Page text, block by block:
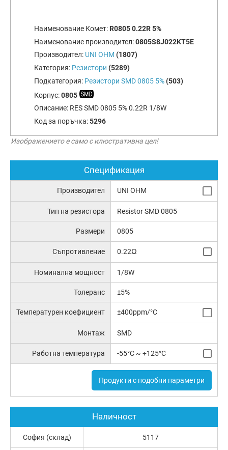
Наименование Комет: R0805 0.22R 5%
Наименование производител:0805S8J022KT5E
Производител: UNI OHM (1807)
Категория: Резистори (5289)
Подкатегория: Резистори SMD 0805 5%(503)
Корпус:0805
Описание: RES SMD 0805 5% 0.22R 1/8W
Код за поръчка:5296
Изображението е само с илюстративна цел!
Спецификация
Производител UNI OHM
Тип на резистора Resistor SMD 0805
Размери 0805
Съпротивление 0.22Ω
Номинална мощност 1/8W
Толеранс ±5%
Температурен коефициент ±400ppm/°C
Монтаж SMD
Работна температура -55°C ~ +125°C
Продукти с подобни параметри
Наличност
София (склад) 5117